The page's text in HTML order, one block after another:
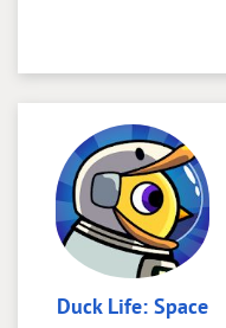
Duck Life: Space